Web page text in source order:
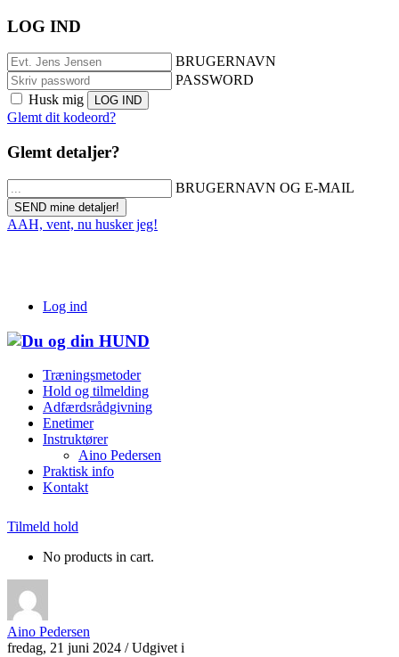
LOG IND
BRUGERNAVN
PASSWORD
Husk mig
Glemt dit kodeord?
Glemt detaljer?
BRUGERNAVN OG E-MAIL
AAH, vent, nu husker jeg!
Log ind
Træningsmetoder
Hold og tilmelding
Adfærdsrådgivning
Enetimer
Instruktører
Aino Pedersen
Praktisk info
Kontakt
Tilmeld hold
No products in cart.
Aino Pedersen
fredag, 21 juni 2024 /Udgivet i